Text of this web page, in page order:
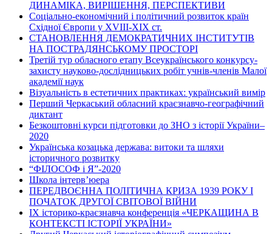
ДИНАМІКА, ВИРІШЕННЯ, ПЕРСПЕКТИВИ
Соціально-економічний і політичний розвиток країн
Східної Європи у ХVІІІ-ХІХ ст.
СТАНОВЛЕННЯ ДЕМОКРАТИЧНИХ ІНСТИТУТІВ
НА ПОСТРАДЯНСЬКОМУ ПРОСТОРІ
Третій тур обласного етапу Всеукраїнського конкурсу-
захисту науково-дослідницьких робіт учнів-членів Малої
академії наук
Візуальність в естетичних практиках: український вимір
Перший Черкаський обласний краєзнавчо-географічний
диктант
Безкоштовні курси підготовки до ЗНО з історії України–
2020
Українська козацька держава: витоки та шляхи
історичного розвитку
“ФІЛОСОФ і Я”-2020
Школа інтерв’юера
ПЕРЕДВОЄННА ПОЛІТИЧНА КРИЗА 1939 РОКУ І
ПОЧАТОК ДРУГОЇ СВІТОВОЇ ВІЙНИ
ІХ історико-краєзнавча конференція «ЧЕРКАЩИНА В
КОНТЕКСТІ ІСТОРІЇ УКРАЇНИ»